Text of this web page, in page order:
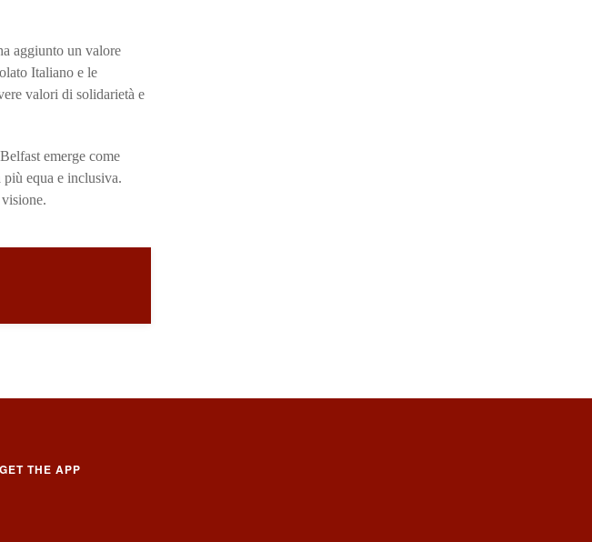
aggiunto un valore
Italiano e le
valori di solidarietà e
emerge come
equa e inclusiva.
GET THE APP